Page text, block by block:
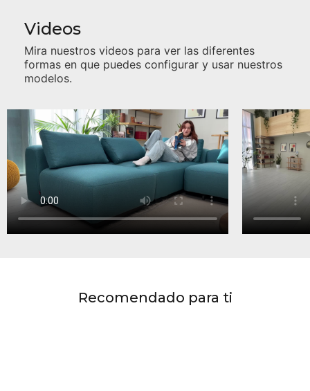
Videos
Mira nuestros videos para ver las diferentes
formas en que puedes configurar y usar nuestros
modelos.
Recomendado para ti